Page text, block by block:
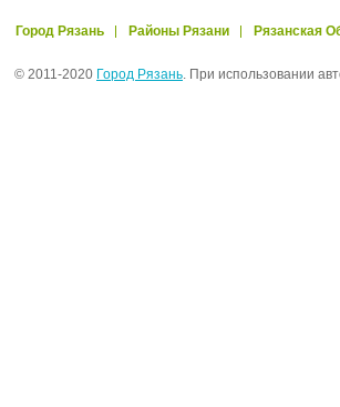
Город Рязань Районы Рязани Рязанская
© 2011-2020 Город Рязань. При использовании